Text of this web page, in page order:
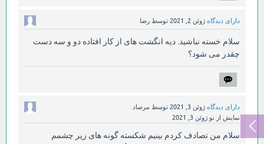
دارای دیدگاه ژوئن 2, 2021 توسط رضا
سلام خسته نباشید. دیه انگشت های از کار افتاده دو و سه دست
چقدر می شود؟
دارای دیدگاه ژوئن 3, 2021 توسط مرصاد
نمایش از نو ژوئن 3, 2021
سلام من تصادف کردم بینیم شکسته گونه های زیر چشمم